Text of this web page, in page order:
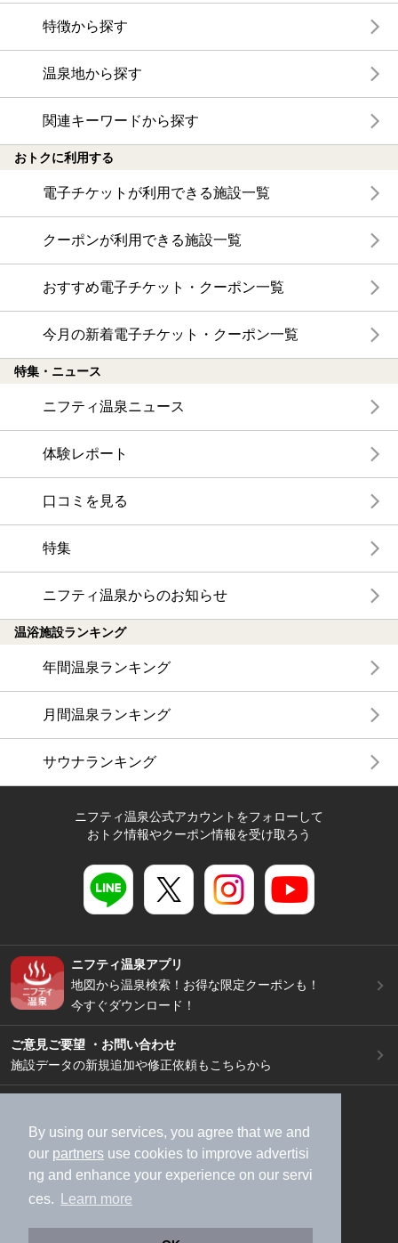
By using our services, you agree that we and
our partners use cookies to improve advertisi
ng and enhance your experience on our servi
ces.
Learn more
特徴から探す
温泉地から探す
関連キーワードから探す
おトクに利用する
電子チケットが利用できる施設一覧
クーポンが利用できる施設一覧
おすすめ電子チケット・クーポン一覧
今月の新着電子チケット・クーポン一覧
特集・ニュース
ニフティ温泉ニュース
体験レポート
口コミを見る
特集
ニフティ温泉からのお知らせ
温浴施設ランキング
年間温泉ランキング
月間温泉ランキング
サウナランキング
ニフティ温泉公式アカウントをフォローして
おトク情報やクーポン情報を受け取ろう
ニフティ温泉アプリ
地図から温泉検索！お得な限定クーポンも！
今すぐダウンロード！
ご意見ご要望 ・お問い合わせ
施設データの新規追加や修正依頼もこちらから
加盟店募集（資料請求）
広告出稿のご案内
利用規約
ライフスタイルMEMBERS+規約
特定商取引法に基づく表記
ヘルプ
採用情報
運営会社